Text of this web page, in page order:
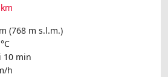
(768 m s.l.m.)
10 min
h